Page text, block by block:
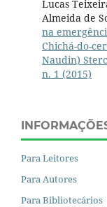
Lucas
Almeida de
na
Chichá-do-
Naudin)
n. 1 (2015)
Para Leitores
Para Autores
Para Bibliotecários